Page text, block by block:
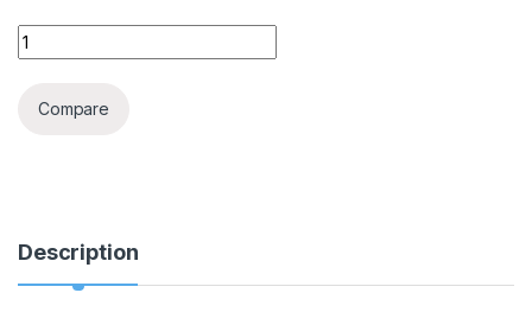
SET KOMPLIT SANKYO DENKI G8T5 Lampu UV 8W
Compare
Description